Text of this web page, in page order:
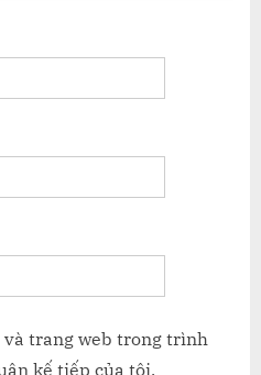
trang web trong trình
kế tiếp của tôi.